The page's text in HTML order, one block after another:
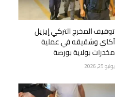
توقيف المخرج التركي إيزيل
آكاي وشقيقه في عملية
مخدرات بولاية بورصة
يوليو 25, 2026